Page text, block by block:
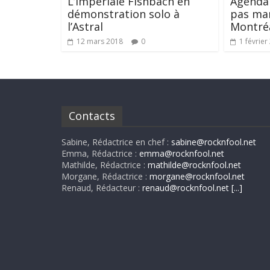
démonstration solo à
l’Astral
12 mars 2018 0
pas
1 février
Contacts
Sabine, Rédactrice en chef : sabine@rocknfool.net
Emma, Rédactrice : emma@rocknfool.net
Mathilde, Rédactrice : mathilde@rocknfool.net
Morgane, Rédactrice : morgane@rocknfool.net
Renaud, Rédacteur : renaud@rocknfool.net [...]